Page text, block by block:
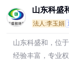
山东科盛
法人:李玉娟
山东科盛和，位
经验丰富，专业